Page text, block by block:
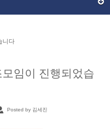
니다
임이 진행되었습
Posted by 김세진